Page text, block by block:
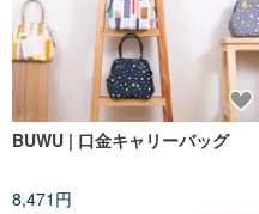
BUWU | 口金キャリーバッグ
8,471円